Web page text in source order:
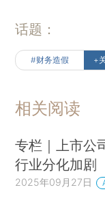
话题：
#财务造假 +
相关阅读
专栏｜上市公
行业分化加剧
2025年09月27日